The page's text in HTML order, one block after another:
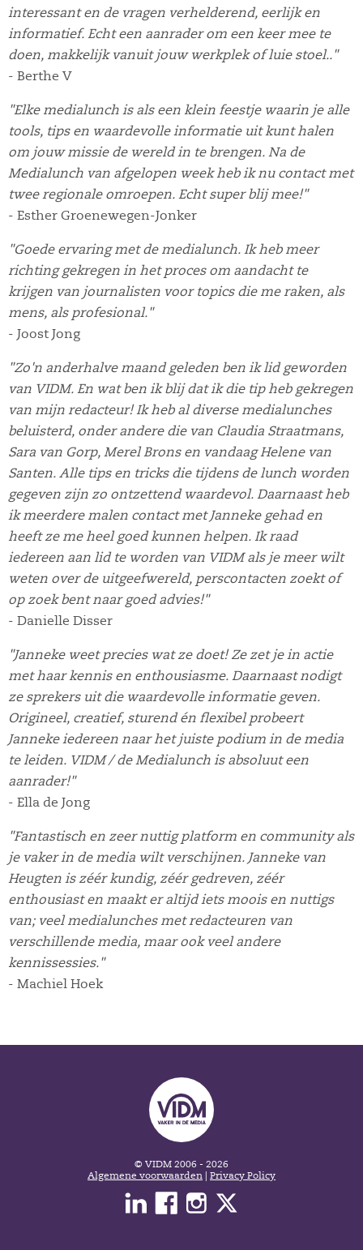
interessant en de vragen verhelderend, eerlijk en
informatief. Echt een aanrader om een keer mee te
doen, makkelijk vanuit jouw werkplek of luie stoel.."
- Berthe V
"Elke medialunch is als een klein feestje waarin je alle
tools, tips en waardevolle informatie uit kunt halen
om jouw missie de wereld in te brengen. Na de
Medialunch van afgelopen week heb ik nu contact met
twee regionale omroepen. Echt super blij mee!"
- Esther Groenewegen-Jonker
"Goede ervaring met de medialunch. Ik heb meer
richting gekregen in het proces om aandacht te
krijgen van journalisten voor topics die me raken, als
mens, als profesional."
- Joost Jong
"Zo'n anderhalve maand geleden ben ik lid geworden
van VIDM. En wat ben ik blij dat ik die tip heb gekregen
van mijn redacteur! Ik heb al diverse medialunches
beluisterd, onder andere die van Claudia Straatmans,
Sara van Gorp, Merel Brons en vandaag Helene van
Santen. Alle tips en tricks die tijdens de lunch worden
gegeven zijn zo ontzettend waardevol. Daarnaast heb
ik meerdere malen contact met Janneke gehad en
heeft ze me heel goed kunnen helpen. Ik raad
iedereen aan lid te worden van VIDM als je meer wilt
weten over de uitgeefwereld, perscontacten zoekt of
op zoek bent naar goed advies!"
- Danielle Disser
"Janneke weet precies wat ze doet! Ze zet je in actie
met haar kennis en enthousiasme. Daarnaast nodigt
ze sprekers uit die waardevolle informatie geven.
Origineel, creatief, sturend én flexibel probeert
Janneke iedereen naar het juiste podium in de media
te leiden. VIDM / de Medialunch is absoluut een
aanrader!"
- Ella de Jong
"Fantastisch en zeer nuttig platform en community als
je vaker in de media wilt verschijnen. Janneke van
Heugten is zéér kundig, zéér gedreven, zéér
enthousiast en maakt er altijd iets moois en nuttigs
van; veel medialunches met redacteuren van
verschillende media, maar ook veel andere
kennissessies."
- Machiel Hoek
© VIDM 2006 - 2026
Algemene voorwaarden
Privacy Policy